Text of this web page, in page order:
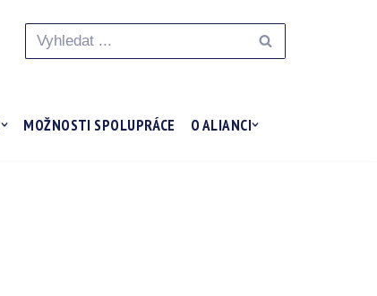
MOŽNOSTI SPOLUPRÁCE
O ALIANCI